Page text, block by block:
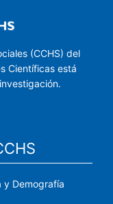
(CCHS) del
Científicas está
y Demografía